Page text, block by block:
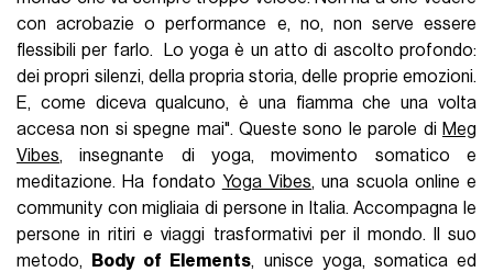
con acrobazie o performance e, no, non serve essere
flessibili per farlo. Lo yoga è un atto di ascolto profondo:
dei propri silenzi, della propria storia, delle proprie emozioni.
E, come diceva qualcuno, è una fiamma che una volta
accesa non si spegne mai". Queste sono le parole di Meg
Vibes, insegnante di yoga, movimento somatico e
meditazione. Ha fondato Yoga Vibes, una scuola online e
community con migliaia di persone in Italia. Accompagna le
persone in ritiri e viaggi trasformativi per il mondo. Il suo
metodo,
Body of Elements, unisce yoga, somatica ed